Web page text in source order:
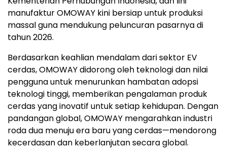
manufaktur OMOWAY kini bersiap untuk produksi
massal guna mendukung peluncuran pasarnya di
tahun2026.
Berdasarkan keahlian mendalam dari sektor EV
cerdas, OMOWAY didorong oleh teknologi dan nilai
pengguna untuk menurunkan hambatan adopsi
teknologi tinggi, memberikan pengalaman produk
cerdas yang inovatif untuk setiap kehidupan. Dengan
pandangan global, OMOWAY mengarahkan industri
roda dua menuju era baru yang cerdas—mendorong
kecerdasan dan keberlanjutan secara global.